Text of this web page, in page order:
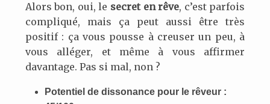
Alors bon, oui, le secret en rêve, c’est parfois
compliqué, mais ça peut aussi être très
positif : ça vous pousse à creuser un peu, à
vous alléger, et même à vous affirmer
davantage. Pas si mal, non ?
Potentiel de dissonance pour le rêveur :